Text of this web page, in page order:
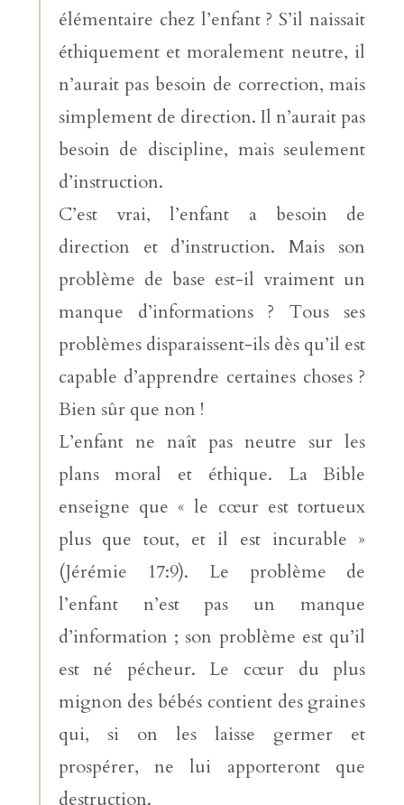
élémentaire chez l’enfant ? S’il naissait
éthiquement et moralement neutre, il
n’aurait pas besoin de correction, mais
simplement de direction. Il n’aurait pas
besoin de discipline, mais seulement
d’instruction.
C’est vrai, l’enfant a besoin de
direction et d’instruction. Mais son
problème de base est-il vraiment un
manque d’informations ? Tous ses
problèmes disparaissent-ils dès qu’il est
capable d’apprendre certaines choses ?
Bien sûr que non !
L’enfant ne naît pas neutre sur les
plans moral et éthique. La Bible
enseigne que « le cœur est tortueux
plus que tout, et il est incurable »
(Jérémie 17:9). Le problème de
l’enfant n’est pas un manque
d’information ; son problème est qu’il
est né pécheur. Le cœur du plus
mignon des bébés contient des graines
qui, si on les laisse germer et
prospérer, ne lui apporteront que
destruction.